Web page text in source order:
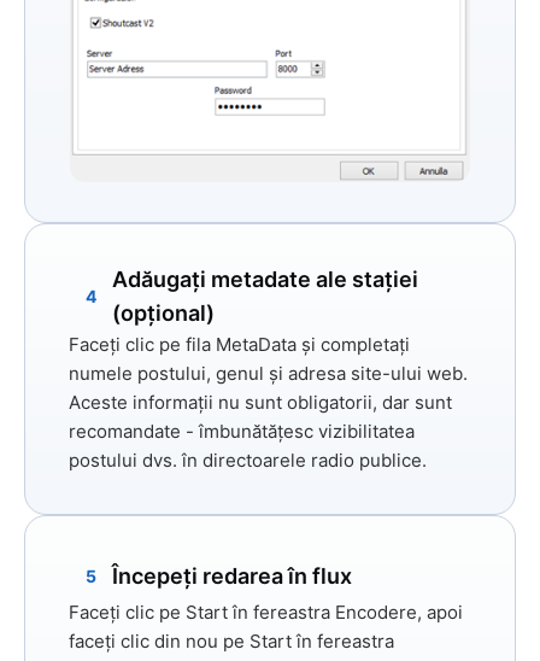
4
Adăugați metadate ale stației
(opțional)
Faceți clic pe fila MetaData și completați
numele postului, genul și adresa site-ului web.
Aceste informații nu sunt obligatorii, dar sunt
recomandate - îmbunătățesc vizibilitatea
postului dvs. în directoarele radio publice.
5 Începeți redarea în flux
Faceți clic pe Startîn fereastra Encodere, apoi
faceți clic din nou pe Startîn fereastra